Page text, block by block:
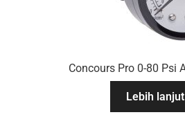
Concours Pro 0-80 Psi
Lebih lanjut